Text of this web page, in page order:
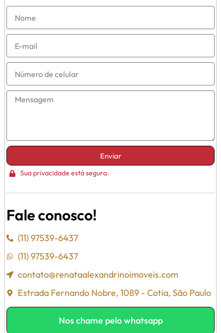
Enviar
Sua privacidade está segura.
Fale conosco!
(11) 97539-6437
(11) 97539-6437
contato@renataalexandrinoimoveis.com
Estrada Fernando Nobre, 1089 - Cotia, São Paulo
Nos chame pelo whatsapp